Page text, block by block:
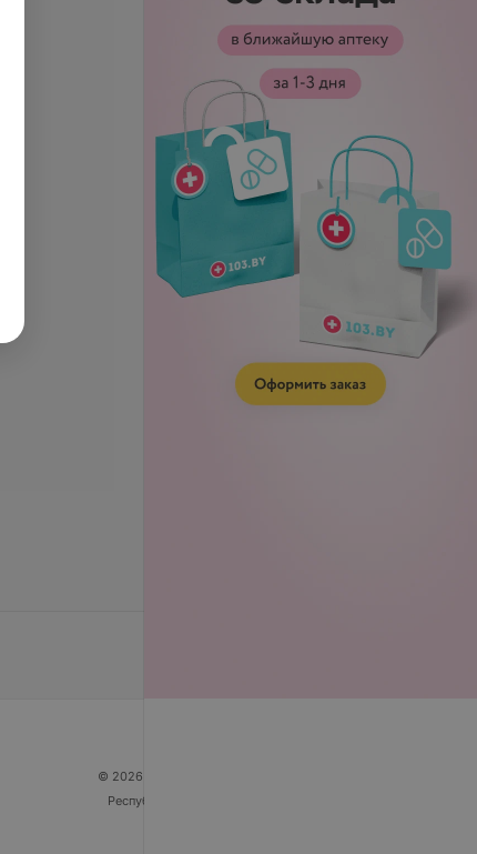
© 2026 ООО «Артокс Лаб», УНП 191700409
Республика Беларусь, г. Минск, улица Толбухина, 2,